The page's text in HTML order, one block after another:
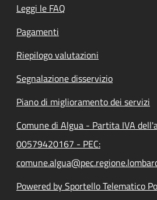
Leggi le FAQ
Pagamenti
Riepilogo valutazioni
Segnalazione disservizio
Piano di miglioramento dei servizi
Comune di Algua - Partita IVA
00579420167 - PEC:
Powered by Sportello Telematico